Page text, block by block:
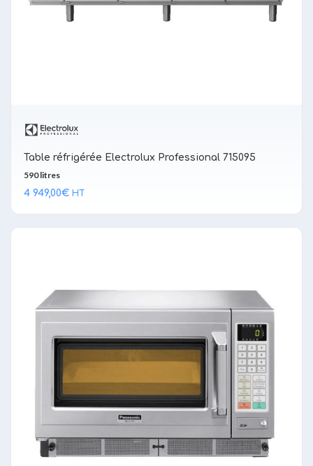
Table réfrigérée Electrolux Professional 715095
590 litres
4 949,00€ HT